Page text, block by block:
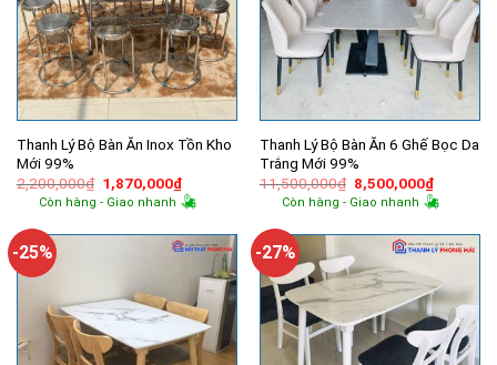
Thanh Lý Bộ Bàn Ăn Inox Tồn Kho
Mới 99%
2,200,000₫ Giá
gốc
là:
1,870,000₫Giá
hiện
tại
1,870,000₫.
Còn hàng - Giao nhanh
Thanh Lý Bộ Bàn Ăn 6 Ghế Bọc Da
Trắng Mới 99%
11,500,000₫ Giá
gốc
là:
8,500,000₫Giá
hiện
tại
Còn hàng - Giao nhanh
-25% -27%